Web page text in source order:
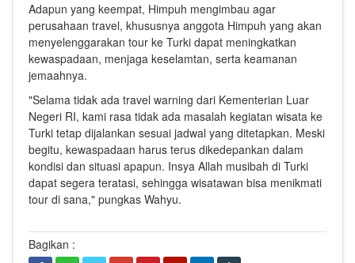
Adapun yang keempat, Himpuh mengimbau agar
perusahaan travel, khususnya anggota Himpuh yang akan
menyelenggarakan tour ke Turki dapat meningkatkan
kewaspadaan, menjaga keselamtan, serta keamanan
jemaahnya.
"Selama tidak ada travel warning dari Kementerian Luar
Negeri RI, kami rasa tidak ada masalah kegiatan wisata ke
Turki tetap dijalankan sesuai jadwal yang ditetapkan. Meski
begitu, kewaspadaan harus terus dikedepankan dalam
kondisi dan situasi apapun. Insya Allah musibah di Turki
dapat segera teratasi, sehingga wisatawan bisa menikmati
tour di sana," pungkas Wahyu.
Bagikan :